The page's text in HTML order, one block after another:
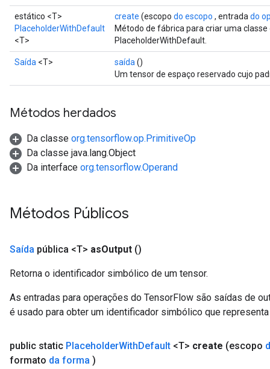
estático <T>
PlaceholderWithDefault
<T>
create (escopo do escopo , entrada do
Método de fábrica para criar uma
PlaceholderWithDefault.
Saída <T> saída ()
Um tensor de espaço reservado cujo
Métodos herdados
Da classe org.tensorflow.op.PrimitiveOp
Da classe java.lang.Object
Da interface org.tensorflow.Operand
Métodos Públicos
Saída pública <T> asOutput ()
Retorna o identificador simbólico de um tensor.
As entradas para operações do TensorFlow são saídas de
é usado para obter um identificador simbólico que
public static PlaceholderWithDefault <T> create (escopo
formato da forma )